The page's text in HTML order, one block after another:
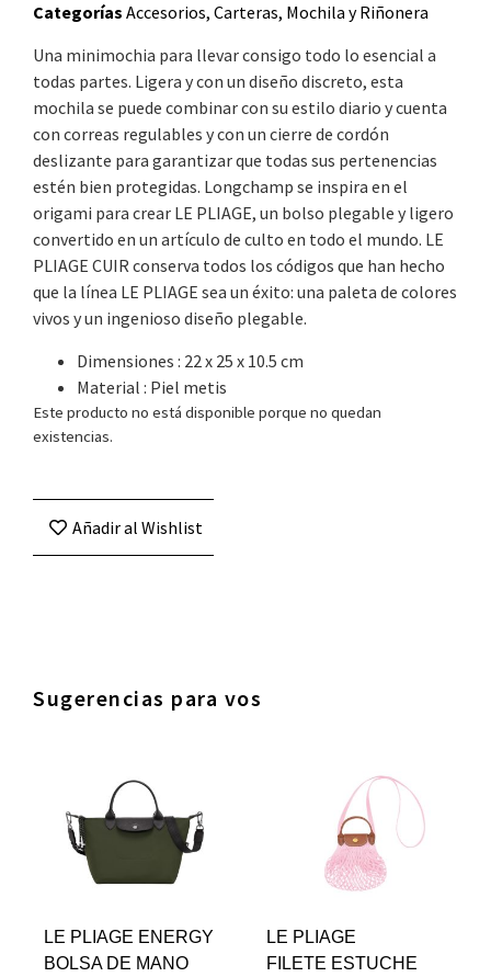
Categorías Accesorios, Carteras, Mochila y Riñonera
Una minimochia para llevar consigo todo lo esencial a
todas partes. Ligera y con un diseño discreto, esta
mochila se puede combinar con su estilo diario y cuenta
con correas regulables y con un cierre de cordón
deslizante para garantizar que todas sus pertenencias
estén bien protegidas. Longchamp se inspira en el
origami para crear LE PLIAGE, un bolso plegable y ligero
convertido en un artículo de culto en todo el mundo. LE
PLIAGE CUIR conserva todos los códigos que han hecho
que la línea LE PLIAGE sea un éxito: una paleta de colores
vivos y un ingenioso diseño plegable.
Dimensiones : 22 x 25 x 10.5 cm
Material : Piel metis
Este producto no está disponible porque no quedan
existencias.
Añadir al Wishlist
Sugerencias para vos
LE PLIAGE ENERGY
BOLSA DE MANO
LE PLIAGE
FILETE ESTUCHE